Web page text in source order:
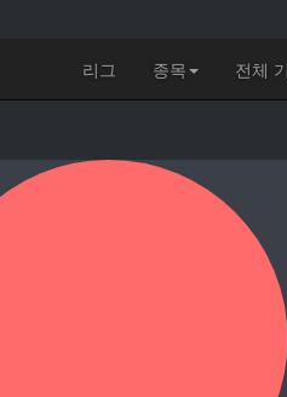
리그 종목 전체